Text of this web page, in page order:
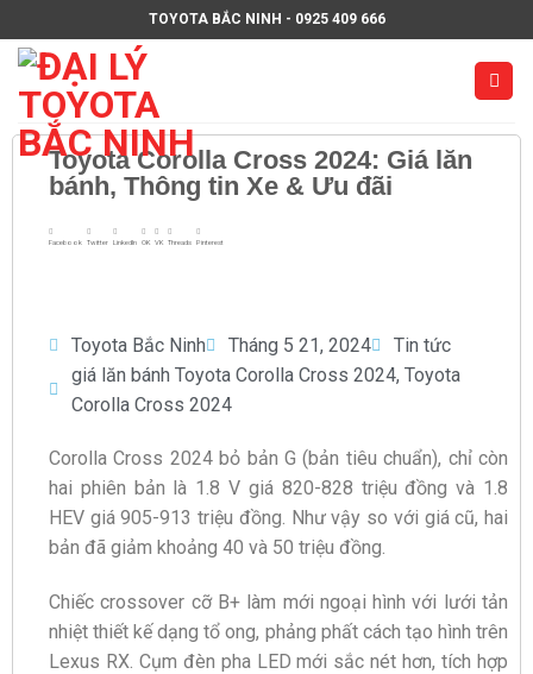
TOYOTA BẮC NINH - 0925 409 666
Toyota Corolla Cross 2024: Giá lăn
bánh, Thông tin Xe & Ưu đãi
Facebook Twitter LinkedIn OK VK Threads Pinterest
Toyota Bắc Ninh Tháng 5 21, 2024
Tin tức
giá lăn bánh Toyota Corolla Cross 2024, Toyota
Corolla Cross 2024
Corolla Cross 2024 bỏ bản G (bản tiêu chuẩn), chỉ còn
hai phiên bản là 1.8 V giá 820-828 triệu đồng và 1.8
HEV giá 905-913 triệu đồng. Như vậy so với giá cũ, hai
bản đã giảm khoảng 40 và 50 triệu đồng.
Chiếc crossover cỡ B+ làm mới ngoại hình với lưới tản
nhiệt thiết kế dạng tổ ong, phảng phất cách tạo hình trên
Lexus RX. Cụm đèn pha LED mới sắc nét hơn, tích hợp